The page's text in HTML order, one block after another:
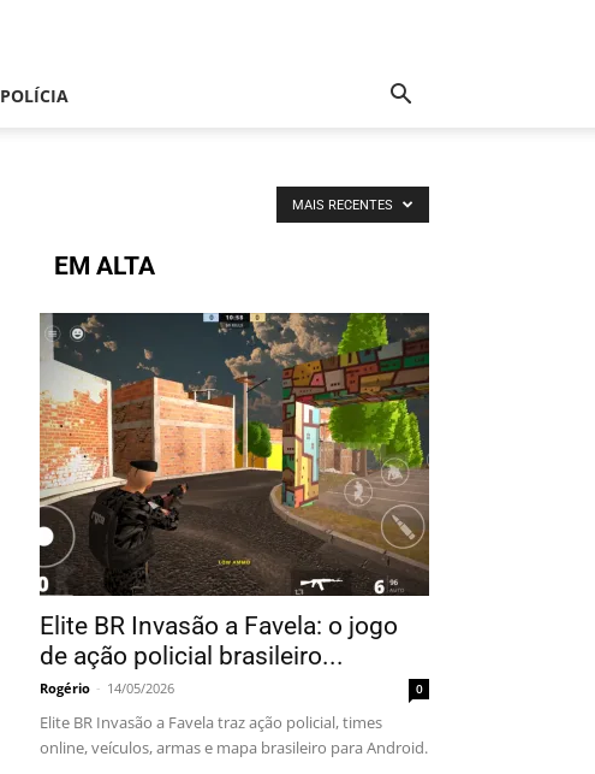
POLÍCIA
MAIS RECENTES
EM ALTA
Elite BR Invasão a Favela: o jogo
de ação policial brasileiro...
Rogério - 14/05/2026 0
Elite BR Invasão a Favela traz ação policial, times
online, veículos, armas e mapa brasileiro para Android.